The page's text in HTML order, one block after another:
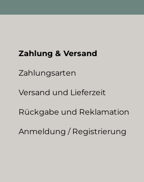
Zahlung & Versand
Zahlungsarten
Versand und Lieferzeit
Rückgabe und Reklamation
Anmeldung / Registrierung